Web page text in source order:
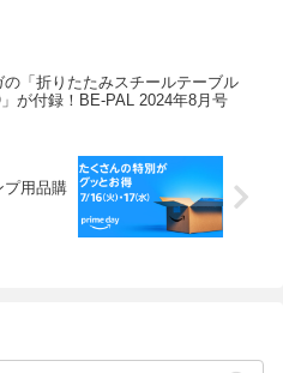
の「折りたたみスチールテーブル
が付録！BE-PAL 2024年8月号
プ用品購